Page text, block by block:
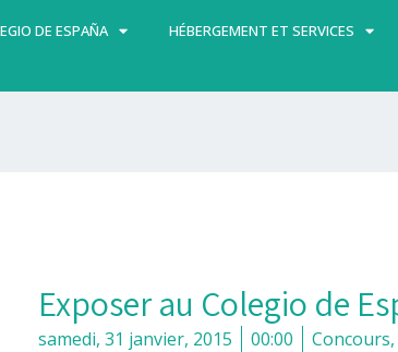
DE ESPAÑA HÉBERGEMENT ET SERVICES
Exposer au Colegio de
samedi, 31 janvier, 2015 00:00